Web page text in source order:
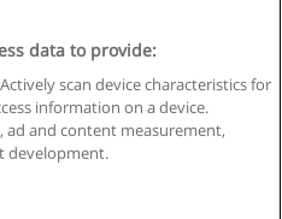
koşulları
politikası
S.L. - CIF : B-95610580: -
data to provide:
scan device characteristics for
information on a device.
ad and content measurement,
development.